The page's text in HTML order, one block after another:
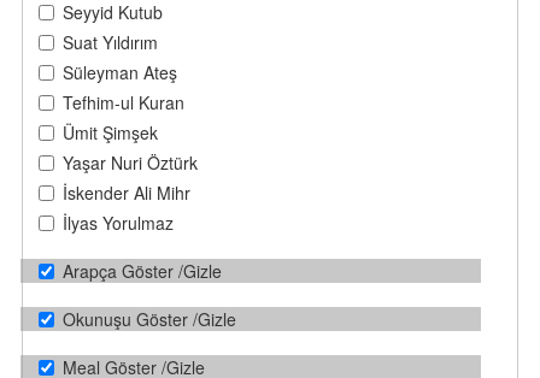
Seyyid Kutub
Suat Yıldırım
Süleyman Ateş
Tefhim-ul Kuran
Ümit Şimşek
Yaşar Nuri Öztürk
İskender Ali Mihr
İlyas Yorulmaz
Arapça Göster /Gizle
Okunuşu Göster /Gizle
Meal Göster /Gizle